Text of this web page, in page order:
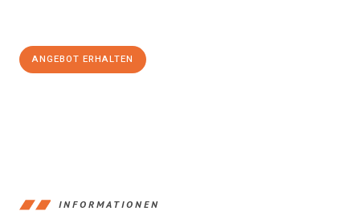
ANGEBOT ERHALTEN
INFORMATIONEN